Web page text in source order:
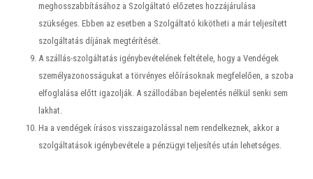
meghosszabbításához a Szolgáltató előzetes hozzájárulása
szükséges. Ebben az esetben a Szolgáltató kikötheti a már teljesített
szolgáltatás díjának megtérítését.
A szállás-szolgáltatás igénybevételének feltétele, hogy a Vendégek
személyazonosságukat a törvényes előírásoknak megfelelően, a szoba
elfoglalása előtt igazolják. A szállodában bejelentés nélkül senki sem
lakhat.
Ha a vendégek írásos visszaigazolással nem rendelkeznek, akkor a
szolgáltatások igénybevétele a pénzügyi teljesítés után lehetséges.